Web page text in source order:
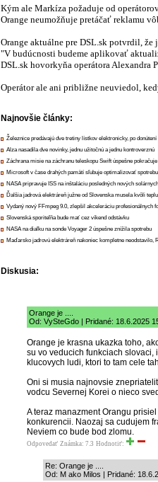
Kým ale Markíza požaduje od
Orange neumožňuje pretáčať reklamu
Orange aktuálne pre DSL.sk potvrdil,
"V budúcnosti budeme aplikovať
DSL.sk hovorkyňa operátora Alexandra
Operátor ale ani približne neuviedol,
Najnovšie články:
Železnice predávajú dve tretiny lístkov elektronicky, po
Alza nasadila dve novinky, jednu užitočnú a jednu kontroverznú
Záchrana misie na záchranu teleskopu Swift úspešne pokračuje
Microsoft v čase drahých pamätí sľubuje optimalizovať
NASA pripravuje ISS na inštaláciu posledných nových
Ďalšia jadrová elektráreň južne od Slovenska musela kvôli
Vydaný nový FFmpeg 9.0, zlepšil akceleráciu profesionálnych
Slovenská sporiteľňa bude mať cez víkend odstávku
NASA na diaľku na sonde Voyager 2 úspešne znížila spotrebu
Maďarsko jadrovú elektráreň nakoniec kompletne neodstavilo,
Diskusia:
Orange je ....
Od: VySteGdo | Pridané: 18.6.2025
Orange je krasna ukazka toho,
su vo veducich funkciach slovaci,
klucovych ludi, ktori to tam cele
Oni si musia najnovsie
vodcu Severnej Korei o nieco
A teraz manazment Orangu
konkurencii. Naozaj sa cudujem
Neviem co bude bod zlomu.
Odpovedať Známka: 7.3 Hodnotiť:
Re: Orange je ....
Od: M ako Milos | Pridané: